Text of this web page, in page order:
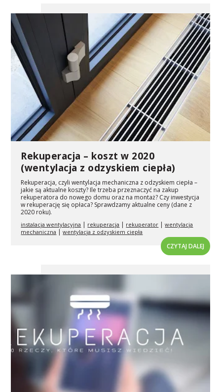
Rekuperacja – koszt w 2020
(wentylacja z odzyskiem ciepła)
Rekuperacja, czyli wentylacja mechaniczna z odzyskiem ciepła –
jakie są aktualne koszty? Ile trzeba przeznaczyć na zakup
rekuperatora do nowego domu oraz na montaż? Czy inwestycja
w rekuperację się opłaca? Sprawdzamy aktualne ceny (dane z
2020 roku).
instalacja wentylacyjna | rekuperacja | rekuperator |wentylacja
mechaniczna |wentylacja z odzyskiem ciepła
CZYTAJ DALEJ